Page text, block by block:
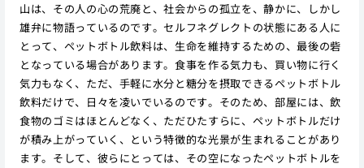
山は、その人の心の荒廃と、社会からの孤立を、静かに、しかし
雄弁に物語っているのです。セルフネグレクトの状態にある人に
とって、ペットボトル飲料は、生命を維持するための、最後の砦
となっている場合があります。食事を作る気力も、買い物に行く
気力もなく、ただ、手軽に水分と糖分を摂取できるペットボトル
飲料だけで、日々を凌いでいるのです。そのため、部屋には、飲
食物のゴミはほとんどなく、ただひたすらに、ペットボトルだけ
が積み上がっていく、という特徴的な光景が生まれることがあり
ます。そして、彼らにとっては、その空になったペットボトルを